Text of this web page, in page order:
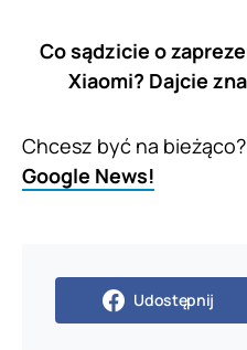
Co sądzicie o
Xiaomi? Dajcie
Chcesz być na bieżąco?
Google News!
Udostępnij